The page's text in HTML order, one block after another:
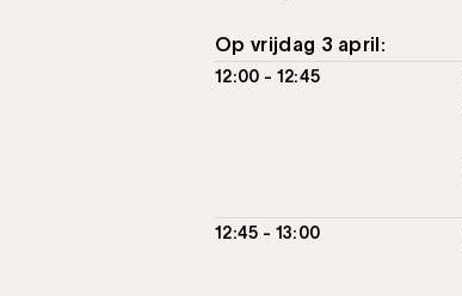
Op vrijdag 3 april:
12:00 - 12:45
12:45 - 13:00